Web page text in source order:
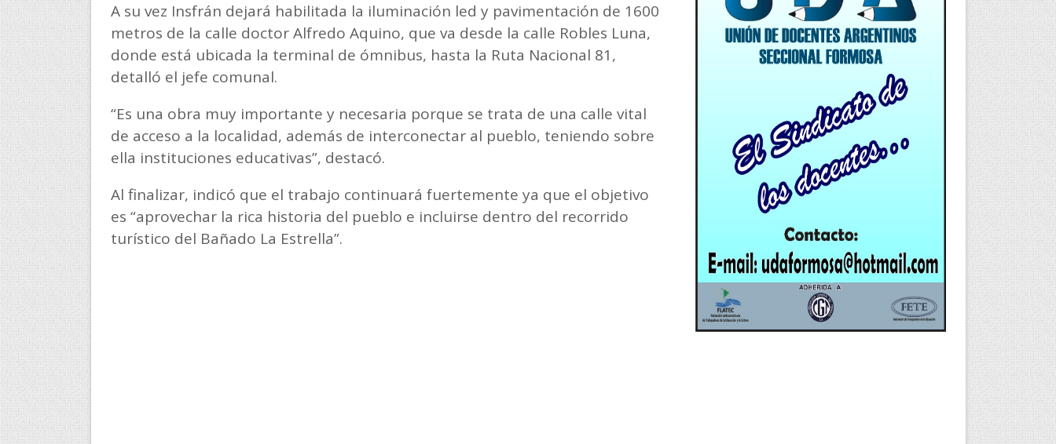
A su vez Insfrán dejará habilitada la iluminación led y pavimentación de 1600
metros de la calle doctor Alfredo Aquino, que va desde la calle Robles Luna,
donde está ubicada la terminal de ómnibus, hasta la Ruta Nacional 81,
detalló el jefe comunal.
“Es una obra muy importante y necesaria porque se trata de una calle vital
de acceso a la localidad, además de interconectar al pueblo, teniendo sobre
ella instituciones educativas”, destacó.
Al finalizar, indicó que el trabajo continuará fuertemente ya que el objetivo
es “aprovechar la rica historia del pueblo e incluirse dentro del recorrido
turístico del Bañado La Estrella”.